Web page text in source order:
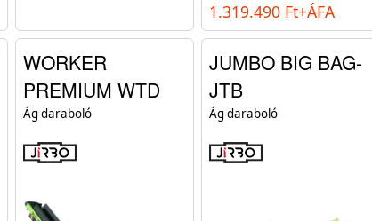
1.319.490 Ft+ÁFA
WORKER
PREMIUM WTD
Ág daraboló
JUMBO BIG BAG-
JTB
Ág daraboló